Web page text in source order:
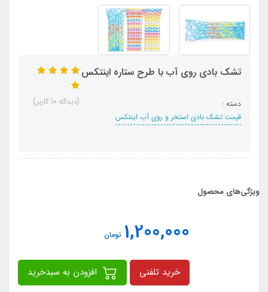
تشک بادی روی آب با طرح ستاره اینتکس
دسته :
قیمت تشک بادی استخر و روی آب اینتکس
(دیدگاه 10 کاربر)
ویژگی‌های محصول
1,200,000 تومان
خرید تلفنی